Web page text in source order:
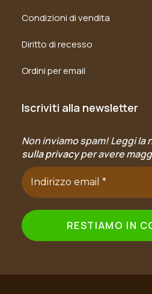
Condizioni di vendita
Diritto di recesso
Ordini per email
Iscriviti alla newsletter
Non inviamo spam! Leggi la
sulla privacyper avere